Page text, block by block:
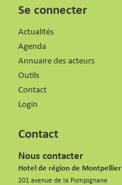
Se connecter
Actualités
Agenda
Annuaire des acteurs
Outils
Contact
Login
Contact
Nous contacter
Hotel de région de Montpellier
201 avenue de la Pompignane